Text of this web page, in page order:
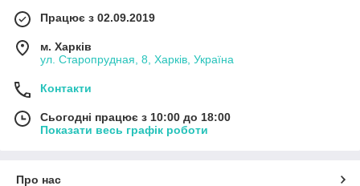
Працює з 02.09.2019
м. Харків
ул. Старопрудная, 8, Харків, Україна
Контакти
Сьогодні працює з 10:00 до 18:00
Показати весь графік роботи
Про нас